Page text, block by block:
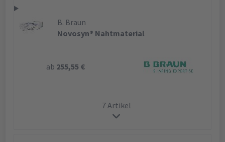
B. Braun
Novosyn® Nahtmaterial
ab 255,55 €
7 Artikel